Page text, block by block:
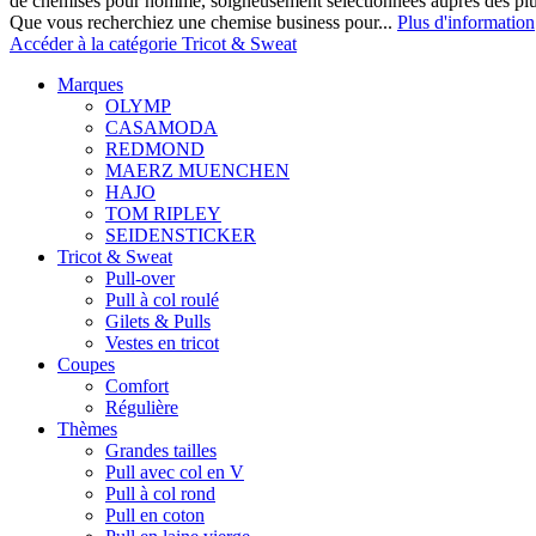
Que vous recherchiez une chemise business pour... Plus d'information
Accéder à la catégorie Tricot & Sweat
Marques
OLYMP
CASAMODA
REDMOND
MAERZ MUENCHEN
HAJO
TOM RIPLEY
SEIDENSTICKER
Tricot & Sweat
Pull-over
Pull à col roulé
Gilets & Pulls
Vestes en tricot
Coupes
Comfort
Régulière
Thèmes
Grandes tailles
Pull avec col en V
Pull à col rond
Pull en coton